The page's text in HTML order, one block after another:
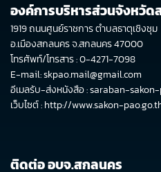
องค์การบริหารส่วนจังหวัด
1919 ถนนศูนย์ราชการ ตำบลธาตุเชิงชุม
อ.เมืองสกลนคร จ.สกลนคร 47000
โทรศัพท์/โทรสาร : 0-4271-7098
E-mail: skpao.mail@gmail.com
อีเมลรับ-ส่งหนังสือ : saraban-
เว็บไซต์ :http://www.sakon-
ติดต่อ อบจ.สกลนคร